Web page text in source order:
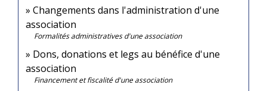
Changements dans l'administration d'une
association
Formalités administratives d'une association
Dons, donations et legs au bénéfice d'une
association
Financement et fiscalité d'une association